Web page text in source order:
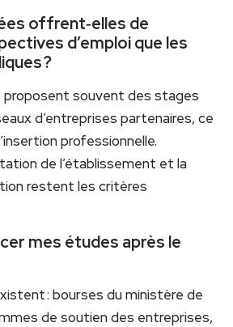
offrent‑elles de
d’emploi que les
?
proposent souvent des stages
d’entreprises partenaires, ce
professionnelle.
de l’établissement et la
restent les critères
mes études après le
: bourses du ministère de
de soutien des entreprises,